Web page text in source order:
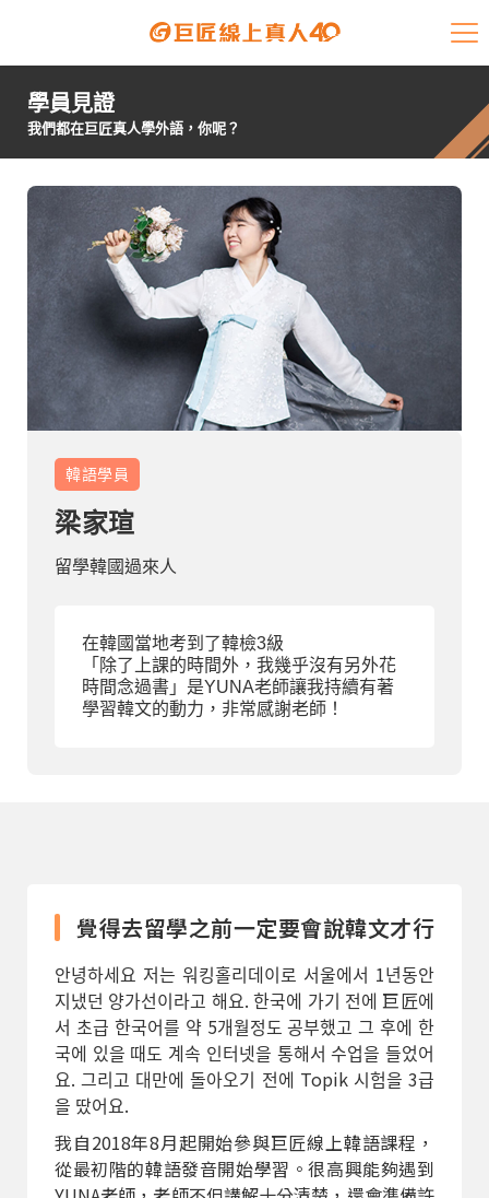
課程介紹
開課查詢
學員故事
免費資源
企業客戶
就業輔導
部落格
學員見證
我們都在巨匠真人學外語，你呢？
韓語學員
梁家瑄
留學韓國過來人
在韓國當地考到了韓檢3級
「除了上課的時間外，我幾乎沒有另外花
時間念過書」是YUNA老師讓我持續有著
學習韓文的動力，非常感謝老師！
覺得去留學之前一定要會說韓文才行
안녕하세요 저는 워킹홀리데이로 서울에서 1년동안
지냈던 양가선이라고 해요. 한국에 가기 전에 巨匠에
서 초급 한국어를 약 5개월정도 공부했고 그 후에 한
국에 있을 때도 계속 인터넷을 통해서 수업을 들었어
요. 그리고 대만에 돌아오기 전에 Topik 시험을 3급
을 땄어요.
我自2018年8月起開始參與巨匠線上韓語課程，
從最初階的韓語發音開始學習。很高興能夠遇到